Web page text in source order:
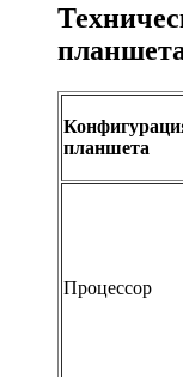
планшета
Процессор